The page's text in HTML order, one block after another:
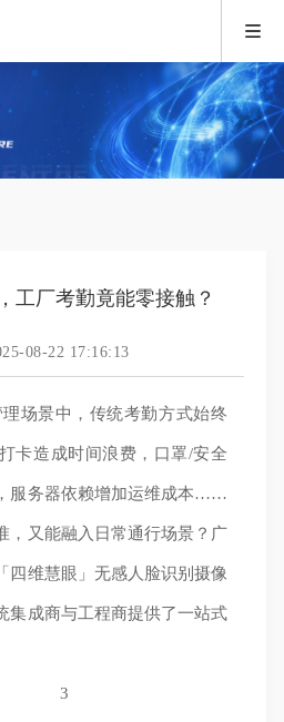
工厂考勤竟能零接触？
08-22 17:16:13
场景中，传统考勤方式始终
卡造成时间浪费，口罩/安全
服务器依赖增加运维成本……
，又能融入日常通行场景？广
四维慧眼」无感人脸识别摄像
集成商与工程商提供了一站式